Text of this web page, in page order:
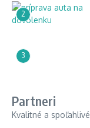
2
3
Partneri
Kvalitné a spoľahlivé